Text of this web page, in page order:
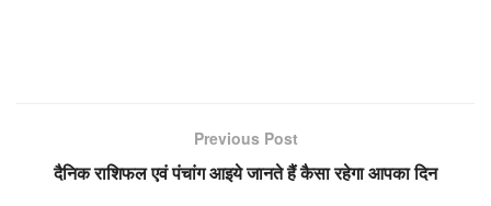
Previous Post
दैनिक राशिफल एवं पंचांग आइये जानते हैं कैसा रहेगा आपका दिन